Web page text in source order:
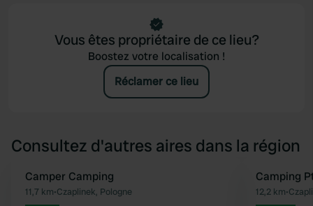
Vous êtes propriétaire de ce lieu?
Boostez votre localisation !
Réclamer ce lieu
Consultez d'autres aires dans la région
Préféré
Camper Camping
11,7 km•Czaplinek, Pologne
Camping
12,2 km•